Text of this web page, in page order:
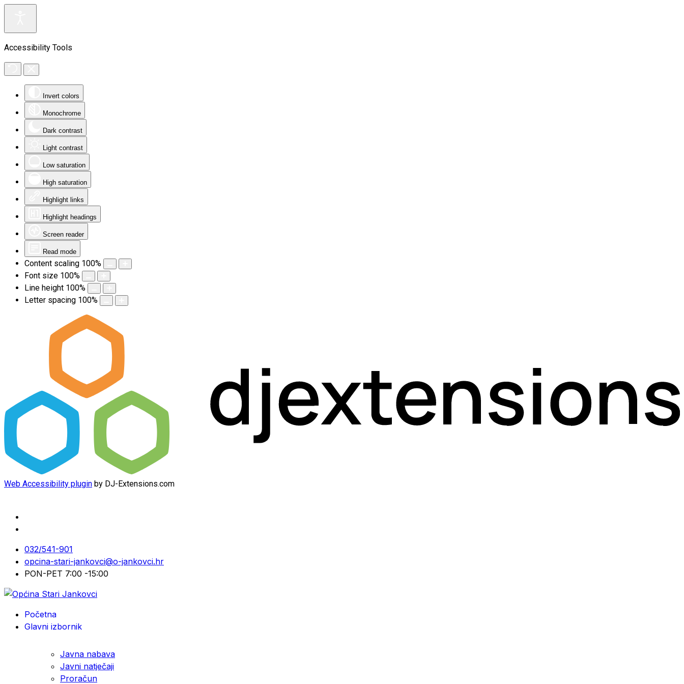
Accessibility Tools
Invert colors
Monochrome
Dark contrast
Light contrast
Low saturation
High saturation
Highlight links
Highlight headings
Screen reader
Read mode
Content scaling 100%
Font size 100%
Line height 100%
Letter spacing 100%
Web Accessibility plugin by DJ-Extensions.com
032/541-901
opcina-stari-jankovci@o-jankovci.hr
PON-PET 7:00 -15:00
Početna
Glavni izbornik
Javna nabava
Javni natječaji
Proračun